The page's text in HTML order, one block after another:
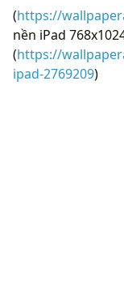
(https://
nền iPad
(https://
ipad-2769209)